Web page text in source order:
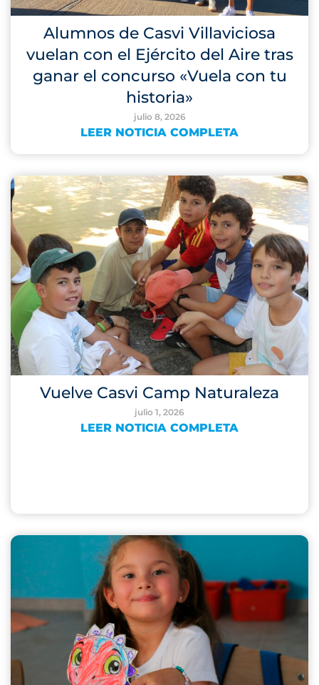
Alumnos de Casvi Villaviciosa
vuelan con el Ejército del Aire tras
ganar el concurso «Vuela con tu
historia»
julio 8, 2026
LEER NOTICIA COMPLETA
Vuelve Casvi Camp Naturaleza
julio 1, 2026
LEER NOTICIA COMPLETA